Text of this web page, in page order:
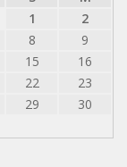
1
2
8
9
15
16
22
23
29
30